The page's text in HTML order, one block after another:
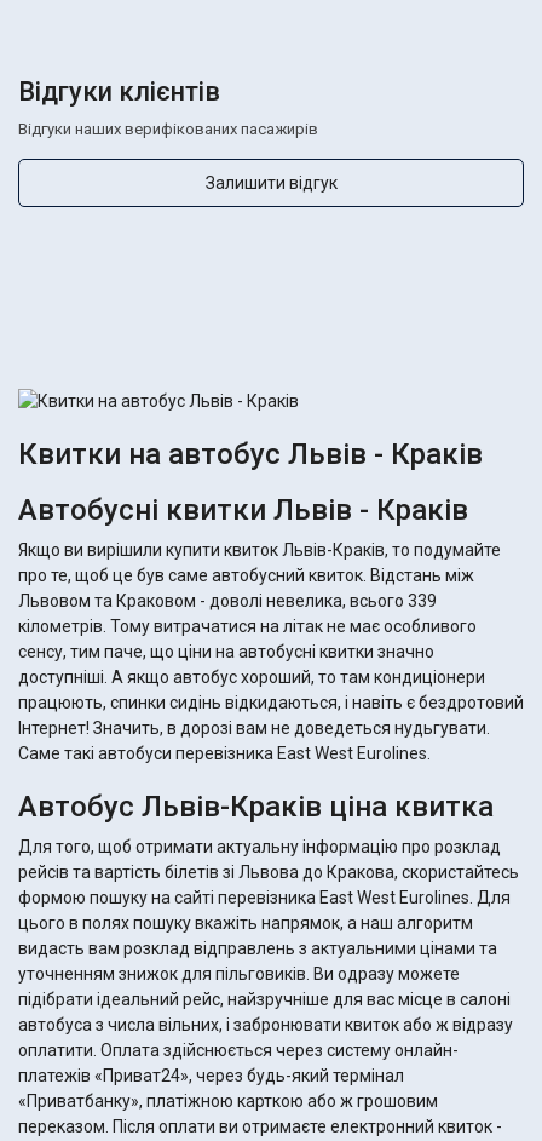
Відгуки клієнтів
Відгуки наших верифікованих пасажирів
Залишити відгук
Квитки на автобус Львів - Краків
Автобусні квитки Львів - Краків
Якщо ви вирішили купити квиток Львів-Краків, то подумайте
про те, щоб це був саме автобусний квиток. Відстань між
Львовом та Краковом - доволі невелика, всього 339
кілометрів. Тому витрачатися на літак не має особливого
сенсу, тим паче, що ціни на автобусні квитки значно
доступніші. А якщо автобус хороший, то там кондиціонери
працюють, спинки сидінь відкидаються, і навіть є бездротовий
Інтернет! Значить, в дорозі вам не доведеться нудьгувати.
Саме такі автобуси перевізника East West Eurolines.
Автобус Львів-Краків ціна квитка
Для того, щоб отримати актуальну інформацію про розклад
рейсів та вартість білетів зі Львова до Кракова, скористайтесь
формою пошуку на сайті перевізника East West Eurolines. Для
цього в полях пошуку вкажіть напрямок, а наш алгоритм
видасть вам розклад відправлень з актуальними цінами та
уточненням знижок для пільговиків. Ви одразу можете
підібрати ідеальний рейс, найзручніше для вас місце в салоні
автобуса з числа вільних, і забронювати квиток або ж відразу
оплатити. Оплата здійснюється через систему онлайн-
платежів «Приват24», через будь-який термінал
«Приватбанку», платіжною карткою або ж грошовим
переказом. Після оплати ви отримаєте електронний квиток -